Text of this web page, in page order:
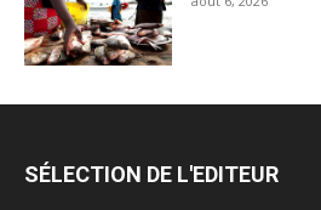
SÉLECTION DE L'EDITEUR